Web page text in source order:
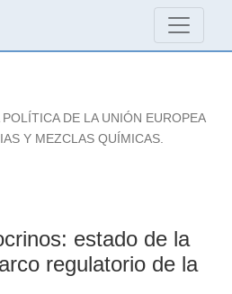
de la cuestión en el marco
POLÍTICA DE LA UNIÓN EUROPEA
Y MEZCLAS QUÍMICAS.
estado de la
regulatorio de la